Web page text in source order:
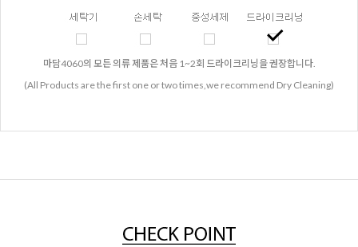
마담4060의 모든 의류 제품은 처음 1~2회 드라이크리닝을 권장합니다.
(All Products are the first one or two times,we recommend Dry Cleaning)